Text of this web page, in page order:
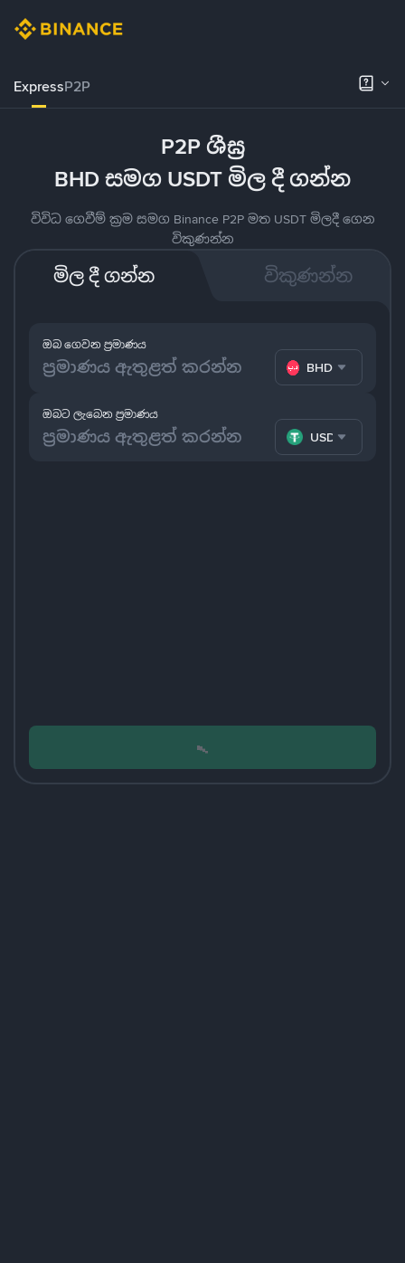
ExpressP2P
P2P ශීඝ්‍ර
BHD සමග USDT මිල දී ගන්න
විවිධ ගෙවීම් ක්‍රම සමග Binance P2P මත USDT මිලදී ගෙන
විකුණන්න
මිල දී ගන්න විකුණන්න
ඔබ ගෙවන ප්‍රමාණය
BHD
ඔබට ලැබෙන ප්‍රමාණය
USDT